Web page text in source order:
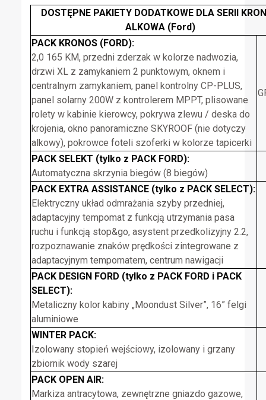
DOSTĘPNE PAKIETY DODATKOWE DLA SERII
ALKOWA (Ford)
PACK KRONOS (FORD):
2,0 165 KM, przedni zderzak w kolorze nadwozia,
drzwi XL z zamykaniem 2 punktowym, oknem i
centralnym zamykaniem, panel kontrolny CP-PLUS,
panel solarny 200W z kontrolerem MPPT, plisowane
rolety w kabinie kierowcy, pokrywa zlewu / deska do
krojenia, okno panoramiczne SKYROOF (nie dotyczy
alkowy), pokrowce foteli szoferki w kolorze tapicerki
PACK SELEKT (tylko z PACK FORD):
Automatyczna skrzynia biegów (8 biegów)
PACK EXTRA ASSISTANCE (tylko z PACK SELECT):
Elektryczny układ odmrażania szyby przedniej,
adaptacyjny tempomat z funkcją utrzymania pasa
ruchu i funkcją stop&go, asystent przedkolizyjny 2.2,
rozpoznawanie znaków prędkości zintegrowane z
adaptacyjnym tempomatem, centrum nawigacji
PACK DESIGN FORD (tylko z PACK FORD i PACK
SELECT):
Metaliczny kolor kabiny „Moondust Silver”, 16” felgi
aluminiowe
WINTER PACK:
Izolowany stopień wejściowy, izolowany i grzany
zbiornik wody szarej
PACK OPEN AIR:
Markiza antracytowa, zewnętrzne gniazdo gazowe,